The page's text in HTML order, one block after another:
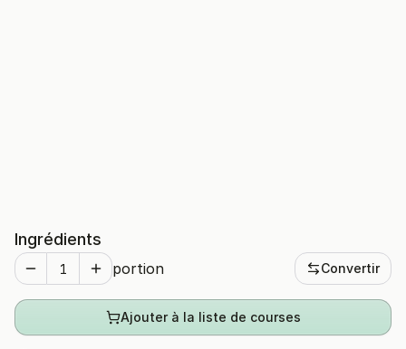
Ingrédients
portion Convertir
Ajouter à la liste de courses